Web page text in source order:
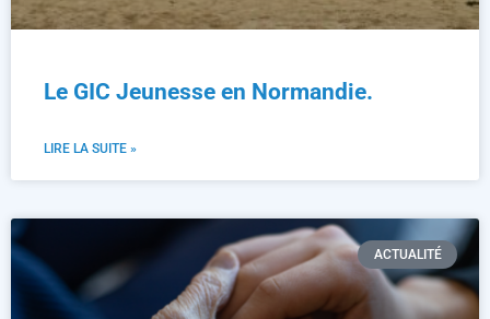
Le GIC Jeunesse en Normandie.
LIRE LA SUITE »
ACTUALITÉ